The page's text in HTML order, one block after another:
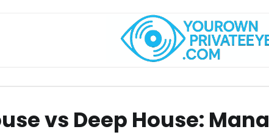
vs Deep House: Mana